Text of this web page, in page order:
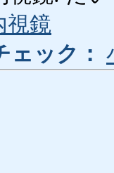
視鏡
ェック：